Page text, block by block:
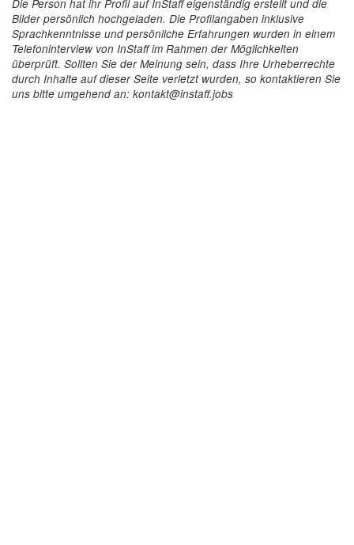
Die Person hat ihr Profil auf InStaff eigenständig erstellt und die
Bilder persönlich hochgeladen. Die Profilangaben inklusive
Sprachkenntnisse und persönliche Erfahrungen wurden in einem
Telefoninterview von InStaff im Rahmen der Möglichkeiten
überprüft. Sollten Sie der Meinung sein, dass Ihre Urheberrechte
durch Inhalte auf dieser Seite verletzt wurden, so kontaktieren Sie
uns bitte umgehend an: kontakt@instaff.jobs